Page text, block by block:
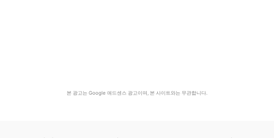
본 광고는 Google 애드센스 광고이며, 본 사이트와는 무관합니다.